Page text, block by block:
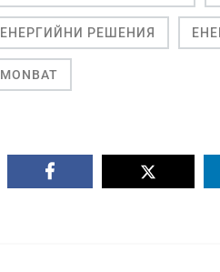
ЕНЕРГИЙНИ РЕШЕНИЯ
MONBAT